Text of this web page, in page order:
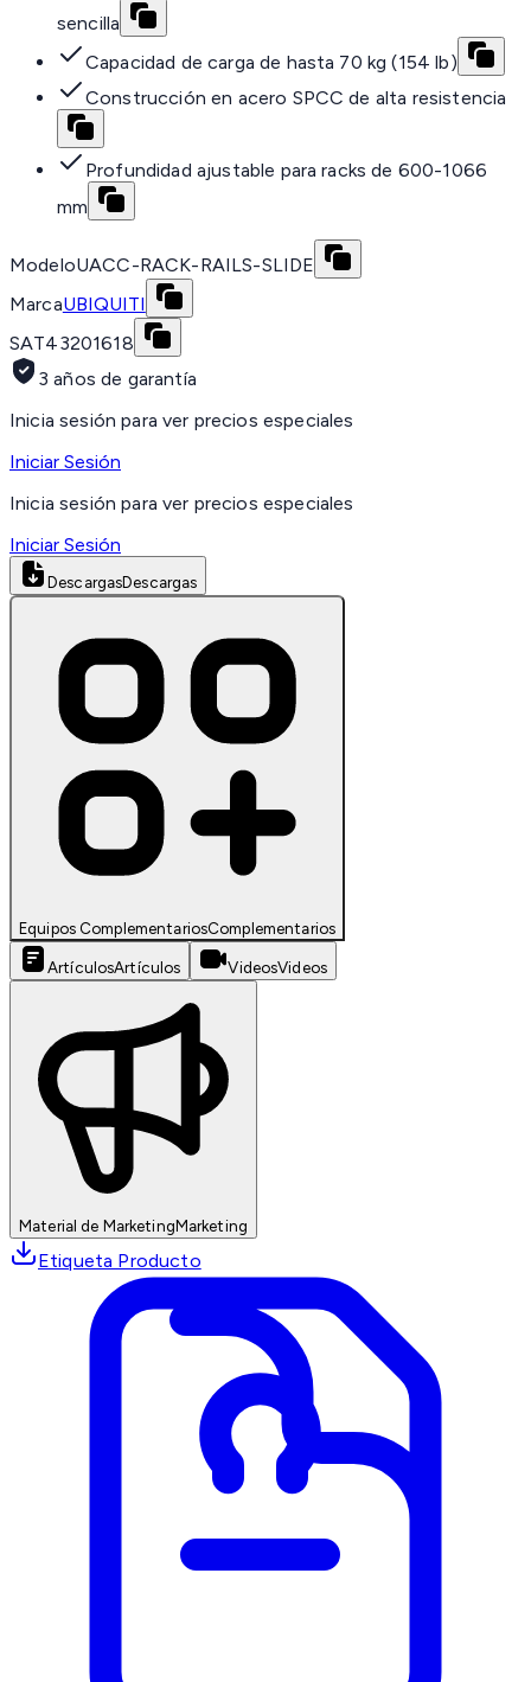
sencilla
Capacidad de carga de hasta 70 kg (154 lb)
Construcción en acero SPCC de alta resistencia
Profundidad ajustable para racks de 600-1066
mm
ModeloUACC-RACK-RAILS-SLIDE
MarcaUBIQUITI
SAT43201618
3 años de garantía
Inicia sesión para ver precios especiales
Iniciar Sesión
Inicia sesión para ver precios especiales
Iniciar Sesión
DescargasDescargas
Equipos ComplementariosComplementarios
ArtículosArtículos VideosVideos
Material de MarketingMarketing
Etiqueta Producto